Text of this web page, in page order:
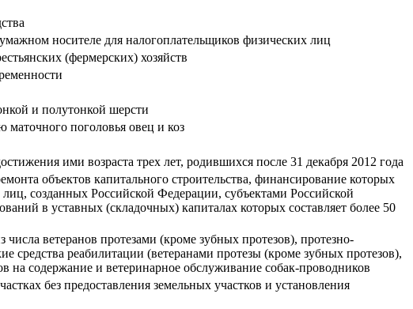
носителе для налогоплательщиков физических лиц
(фермерских) хозяйств
и полутонкой шерсти
маточного поголовья овец и коз
ими возраста трех лет, родившихся после 31 декабря 2012 года
объектов капитального строительства, финансирование которых
созданных Российской Федерации, субъектами Российской
в уставных (складочных) капиталах которых составляет более 50
ветеранов протезами (кроме зубных протезов), протезно-
средства реабилитации (ветеранами протезы (кроме зубных протезов),
на содержание и ветеринарное обслуживание собак-проводников
без предоставления земельных участков и установления